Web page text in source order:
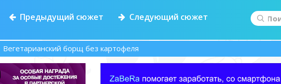
Предыдущий сюжет Следующий сюжет
Вегетарианский борщ без картофеля